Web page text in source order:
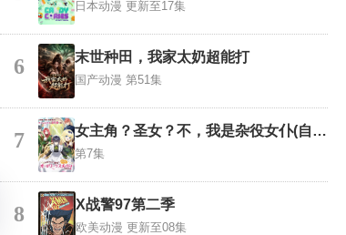
日本动漫 更新至17集
6 末世种田，我家太奶超能打
国产动漫 第51集
7 女主角？圣女？不，我是杂役女仆(自豪)
第7集
8 X战警97第二季
欧美动漫 更新至08集